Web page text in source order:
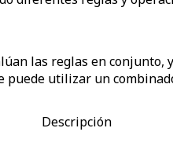
las reglas en
puede utilizar un
Descripción